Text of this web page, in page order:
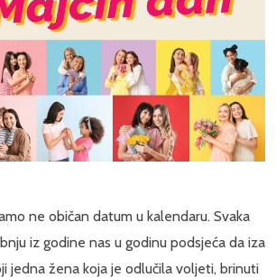
ne običan datum u kalendaru. Svaka
iz godine nas u godinu podsjeća da iza
jedna žena koja je odlučila voljeti, brinuti